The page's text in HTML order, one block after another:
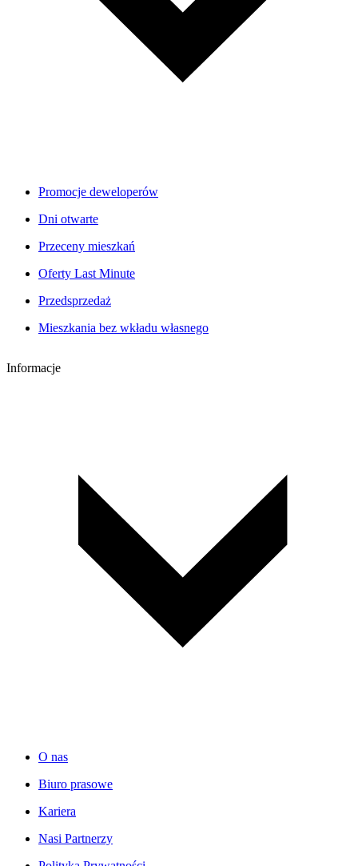
Promocje deweloperów
Dni otwarte
Przeceny mieszkań
Oferty Last Minute
Przedsprzedaż
Mieszkania bez wkładu własnego
Informacje
O nas
Biuro prasowe
Kariera
Nasi Partnerzy